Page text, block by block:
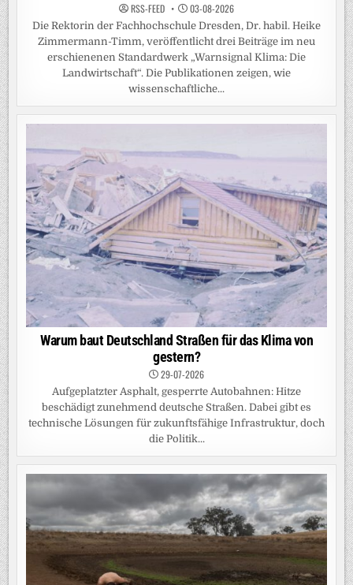
RSS-FEED 03-08-2026
Die Rektorin der Fachhochschule Dresden, Dr. habil. Heike
Zimmermann-Timm, veröffentlicht drei Beiträge im neu
erschienenen Standardwerk „Warnsignal Klima: Die
Landwirtschaft“. Die Publikationen zeigen, wie
wissenschaftliche...
Warum baut Deutschland Straßen für das Klima von
gestern?
29-07-2026
Aufgeplatzter Asphalt, gesperrte Autobahnen: Hitze
beschädigt zunehmend deutsche Straßen. Dabei gibt es
technische Lösungen für zukunftsfähige Infrastruktur, doch
die Politik...